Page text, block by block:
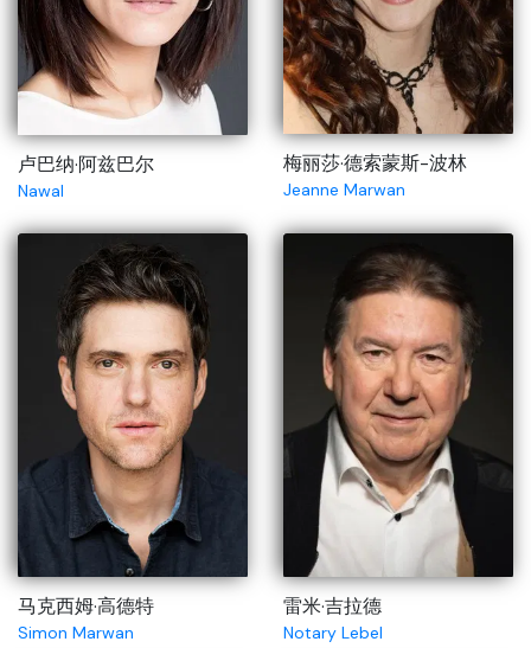
卢巴纳·阿兹巴尔
Nawal
梅丽莎·德索蒙斯-波林
Jeanne Marwan
马克西姆·高德特
Simon Marwan
雷米·吉拉德
Notary Lebel